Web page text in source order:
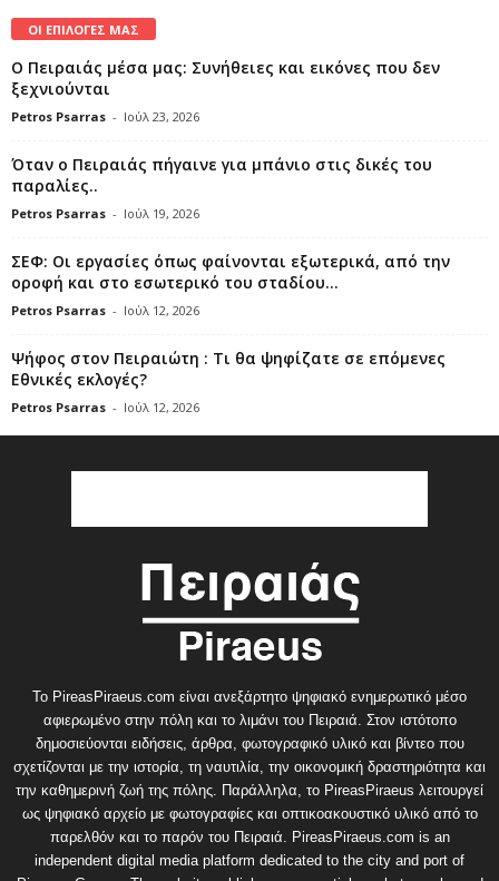
ΟΙ ΕΠΙΛΟΓΕΣ ΜΑΣ
Ο Πειραιάς μέσα μας: Συνήθειες και εικόνες που δεν
ξεχνιούνται
Petros Psarras - Ιούλ 23, 2026
Όταν ο Πειραιάς πήγαινε για μπάνιο στις δικές του
παραλίες..
Petros Psarras - Ιούλ 19, 2026
ΣΕΦ: Οι εργασίες όπως φαίνονται εξωτερικά, από την
οροφή και στο εσωτερικό του σταδίου...
Petros Psarras - Ιούλ 12, 2026
Ψήφος στον Πειραιώτη : Τι θα ψηφίζατε σε επόμενες
Εθνικές εκλογές?
Petros Psarras - Ιούλ 12, 2026
Το PireasPiraeus.com είναι ανεξάρτητο ψηφιακό ενημερωτικό μέσο
αφιερωμένο στην πόλη και το λιμάνι του Πειραιά. Στον ιστότοπο
δημοσιεύονται ειδήσεις, άρθρα, φωτογραφικό υλικό και βίντεο που
σχετίζονται με την ιστορία, τη ναυτιλία, την οικονομική δραστηριότητα και
την καθημερινή ζωή της πόλης. Παράλληλα, το PireasPiraeus λειτουργεί
ως ψηφιακό αρχείο με φωτογραφίες και οπτικοακουστικό υλικό από το
παρελθόν και το παρόν του Πειραιά. PireasPiraeus.com is an
independent digital media platform dedicated to the city and port of